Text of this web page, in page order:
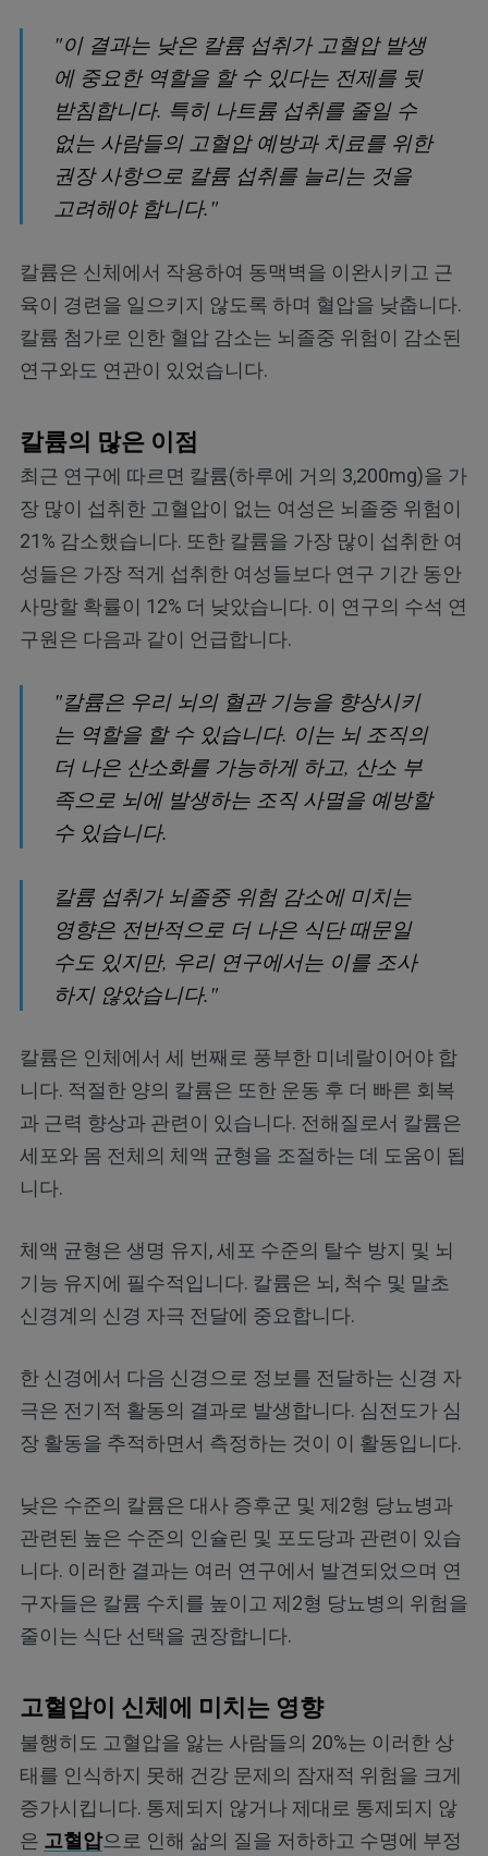
"이 결과는 낮은 칼륨 섭취가 고혈압 발생
에 중요한 역할을 할 수 있다는 전제를 뒷
받침합니다. 특히 나트륨 섭취를 줄일 수
없는 사람들의 고혈압 예방과 치료를 위한
권장 사항으로 칼륨 섭취를 늘리는 것을
고려해야 합니다."
칼륨은 신체에서 작용하여 동맥벽을 이완시키고 근
육이 경련을 일으키지 않도록 하며 혈압을 낮춥니다.
칼륨 첨가로 인한 혈압 감소는 뇌졸중 위험이 감소된
연구와도 연관이 있었습니다.
칼륨의 많은 이점
최근 연구에 따르면 칼륨(하루에 거의 3,200mg)을 가
장 많이 섭취한 고혈압이 없는 여성은 뇌졸중 위험이
21% 감소했습니다. 또한 칼륨을 가장 많이 섭취한 여
성들은 가장 적게 섭취한 여성들보다 연구 기간 동안
사망할 확률이 12% 더 낮았습니다. 이 연구의 수석 연
구원은 다음과 같이 언급합니다.
"칼륨은 우리 뇌의 혈관 기능을 향상시키
는 역할을 할 수 있습니다. 이는 뇌 조직의
더 나은 산소화를 가능하게 하고, 산소 부
족으로 뇌에 발생하는 조직 사멸을 예방할
수 있습니다.
칼륨 섭취가 뇌졸중 위험 감소에 미치는
영향은 전반적으로 더 나은 식단 때문일
수도 있지만, 우리 연구에서는 이를 조사
하지 않았습니다."
칼륨은 인체에서 세 번째로 풍부한 미네랄이어야 합
니다. 적절한 양의 칼륨은 또한 운동 후 더 빠른 회복
과 근력 향상과 관련이 있습니다. 전해질로서 칼륨은
세포와 몸 전체의 체액 균형을 조절하는 데 도움이 됩
니다.
체액 균형은 생명 유지, 세포 수준의 탈수 방지 및 뇌
기능 유지에 필수적입니다. 칼륨은 뇌, 척수 및 말초
신경계의 신경 자극 전달에 중요합니다.
한 신경에서 다음 신경으로 정보를 전달하는 신경 자
극은 전기적 활동의 결과로 발생합니다. 심전도가 심
장 활동을 추적하면서 측정하는 것이 이 활동입니다.
낮은 수준의 칼륨은 대사 증후군 및 제2형 당뇨병과
관련된 높은 수준의 인슐린 및 포도당과 관련이 있습
니다. 이러한 결과는 여러 연구에서 발견되었으며 연
구자들은 칼륨 수치를 높이고 제2형 당뇨병의 위험을
줄이는 식단 선택을 권장합니다.
고혈압이 신체에 미치는 영향
불행히도 고혈압을 앓는 사람들의 20%는 이러한 상
태를 인식하지 못해 건강 문제의 잠재적 위험을 크게
증가시킵니다. 통제되지 않거나 제대로 통제되지 않
은 고혈압으로 인해 삶의 질을 저하하고 수명에 부정